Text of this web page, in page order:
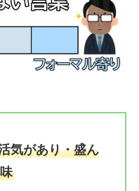
気があり・盛ん